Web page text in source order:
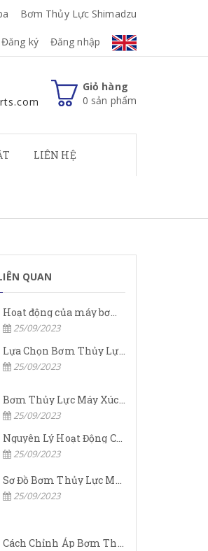
Bơm Thủy Lực Shimadzu
Đăng ký Đăng nhập
Giỏ hàng
0 sản phẩm
LIÊN HỆ
QUAN
Hoạt động của máy bơm cánh gạt Rexroth
25/09/2023
Lựa Chọn Bơm Thủy Lực Komatsu Đúng
25/09/2023
Bơm Thủy Lực Máy Xúc Komatsu Bị Hỏng: Nguyên Nhân Và Cách Khắc Phục
25/09/2023
Nguyên Lý Hoạt Động Của Bơm Thủy Lực Komatsu
25/09/2023
25/09/2023